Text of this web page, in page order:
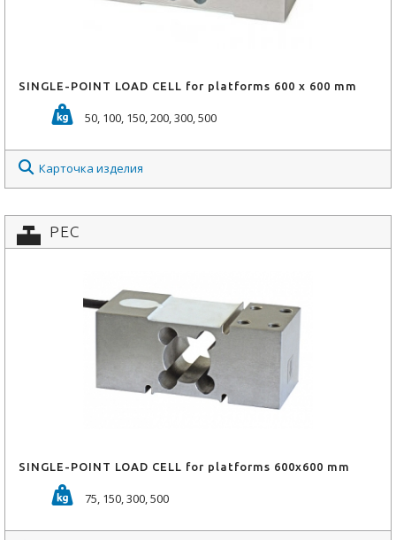
SINGLE-POINT LOAD CELL for platforms 600 x 600 mm
50, 100, 150, 200, 300, 500
Карточка изделия
PEC
SINGLE-POINT LOAD CELL for platforms 600x600 mm
75, 150, 300, 500